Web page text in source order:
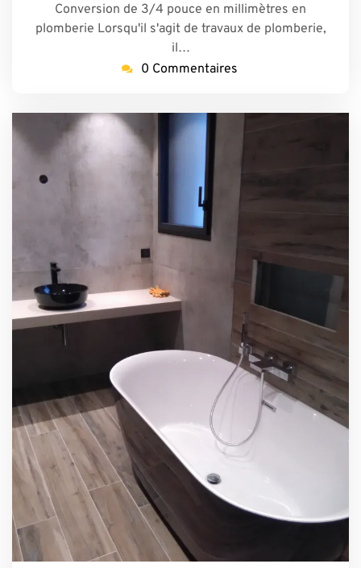
Conversion de 3/4 pouce en millimètres en
plomberie Lorsqu'il s'agit de travaux de plomberie,
il…
0 Commentaires